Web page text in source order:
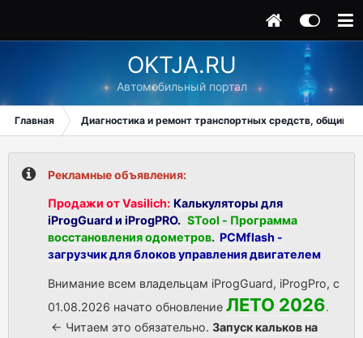
OKTJA.RU
Автомобильный портал
Главная Диагностика и ремонт транспортных средств, общий
Рекламные объявления:
Продажи от Vasilich: Калькуляторы для
iProgGuard и iProgPRO. STool - Программа
восстановления одометров. PCMflash -
загрузчик для блоков управления двигателем
Внимание всем владельцам iProgGuard, iProgPro, с
01.08.2026 начато обновление ЛЕТО 2026.
<- Читаем это обязательно. Запуск кальков на